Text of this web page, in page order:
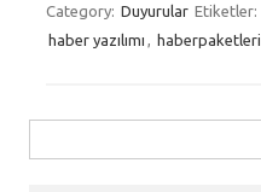
Category: Duyurular Etiketler:
haber yazılımı , haberpaketleri